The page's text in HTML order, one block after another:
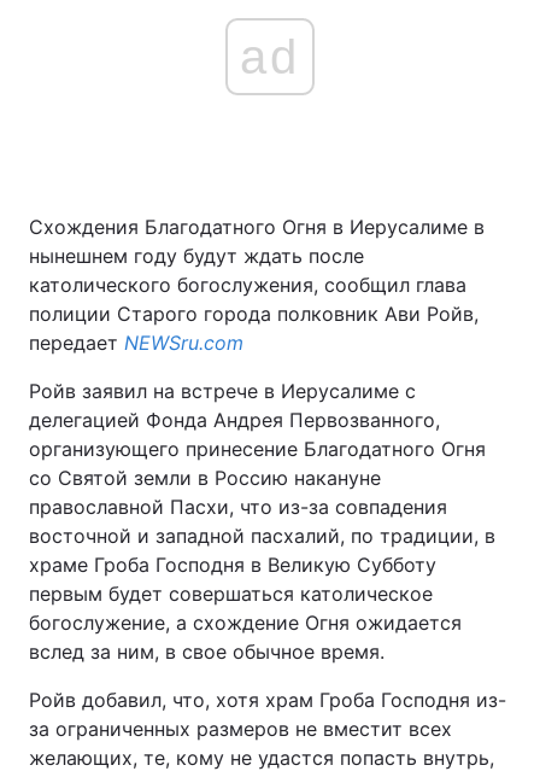
ad
Схождения Благодатного Огня в Иерусалиме в
нынешнем году будут ждать после
католического богослужения, сообщил глава
полиции Старого города полковник Ави Ройв,
передает NEWSru.com
Ройв заявил на встрече в Иерусалиме с
делегацией Фонда Андрея Первозванного,
организующего принесение Благодатного Огня
со Святой земли в Россию накануне
православной Пасхи, что из-за совпадения
восточной и западной пасхалий, по традиции, в
храме Гроба Господня в Великую Субботу
первым будет совершаться католическое
богослужение, а схождение Огня ожидается
вслед за ним, в свое обычное время.
Ройв добавил, что, хотя храм Гроба Господня из-
за ограниченных размеров не вместит всех
желающих, те, кому не удастся попасть внутрь,